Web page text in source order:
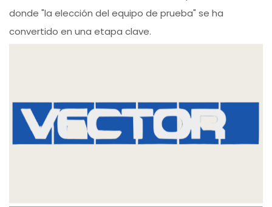
donde "la elección del equipo de prueba" se ha
convertido en una etapa clave.